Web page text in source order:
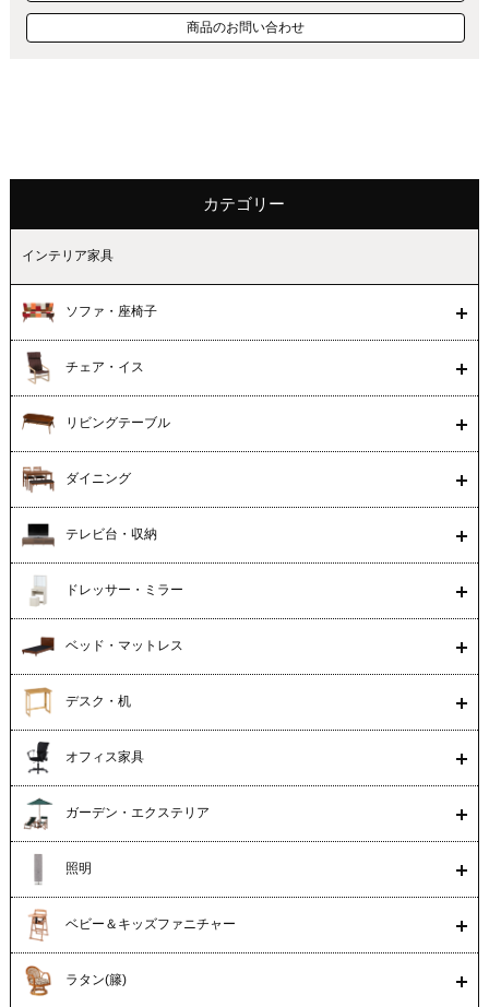
商品のお問い合わせ
カテゴリー
インテリア家具
ソファ・座椅子
チェア・イス
リビングテーブル
ダイニング
テレビ台・収納
ドレッサー・ミラー
ベッド・マットレス
デスク・机
オフィス家具
ガーデン・エクステリア
照明
ベビー＆キッズファニチャー
ラタン(籐)